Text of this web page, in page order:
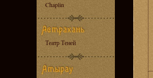
Chaplin
Театр Теней